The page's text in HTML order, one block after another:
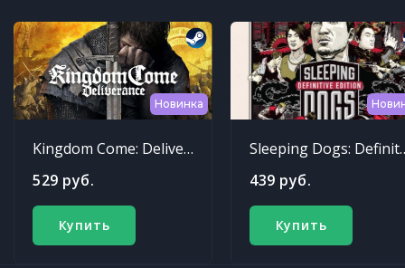
Новинка
Kingdom Come: Deliverance
529 руб.
Купить
Sleeping
439 руб.
Купить